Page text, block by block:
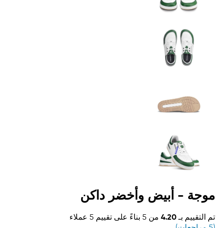
موجة - أبيض وأخضر داكن
تم التقييم بـ4.20 من 5 بناءً على تقييم 5 عملاء